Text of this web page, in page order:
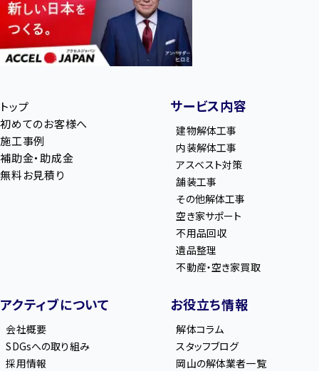
トップ
初めてのお客様へ
施工事例
補助金・助成金
無料お見積り
サービス内容
建物解体工事
内装解体工事
アスベスト対策
舗装工事
その他解体工事
空き家サポート
不用品回収
遺品整理
不動産・空き家買取
アクティブについて
会社概要
SDGsへの取り組み
採用情報
お役立ち情報
解体コラム
スタッフブログ
岡山の解体業者一覧